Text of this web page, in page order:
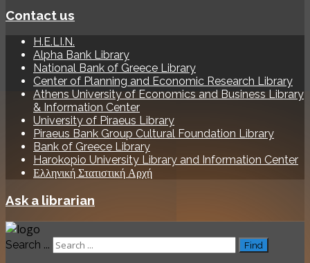
Contact us
H.E.LI.N.
Alpha Bank Library
National Bank of Greece Library
Center of Planning and Economic Research Library
Athens University of Economics and Business Library
& Information Center
University of Piraeus Library
Piraeus Bank Group Cultural Foundation Library
Bank of Greece Library
Harokopio University Library and Information Center
Ελληνική Στατιστική Αρχή
Ask a librarian
Search ... Find